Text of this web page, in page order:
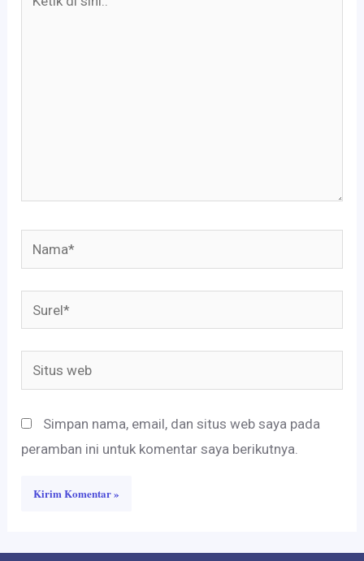
Nama*
Surel*
Situs
web
Simpan nama, email, dan situs web saya pada
peramban ini untuk komentar saya berikutnya.